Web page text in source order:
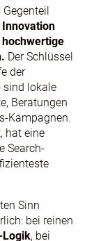
hochwertige
Der Schlüssel
der
sind lokale
Beratungen
Kampagnen.
hat eine
Search-
Sinn
bei reinen
Logik, bei